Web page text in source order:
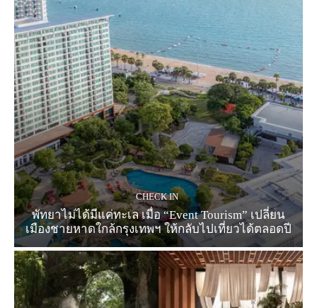
CHECK IN
พัทยาไม่ได้มีแค่ทะเล เมื่อ “Event Tourism” เปลี่ยน
เมืองชายหาดใกล้กรุงเทพฯ ให้กลับไปเที่ยวได้ตลอดปี